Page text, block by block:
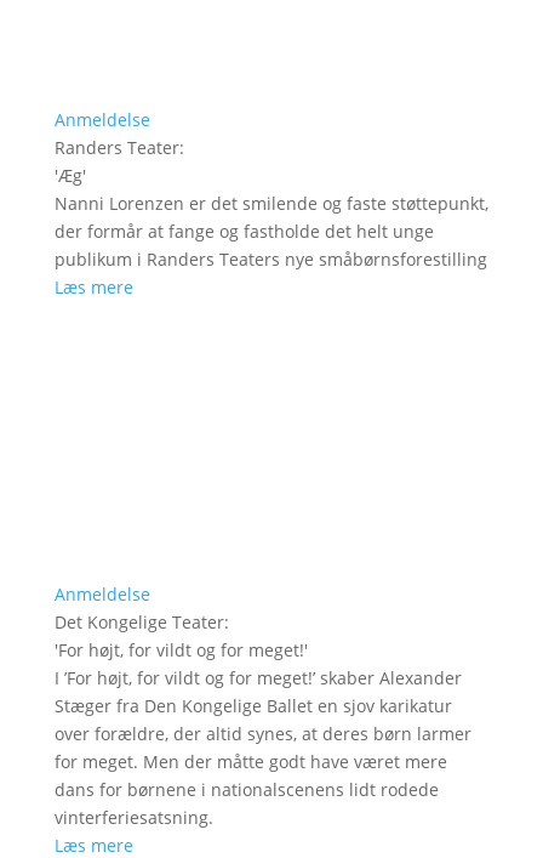
Anmeldelse
Randers Teater:
'Æg'
Nanni Lorenzen er det smilende og faste støttepunkt,
der formår at fange og fastholde det helt unge
publikum i Randers Teaters nye småbørnsforestilling
Læs mere
Anmeldelse
Det Kongelige Teater:
'For højt, for vildt og for meget!'
I ’For højt, for vildt og for meget!’ skaber Alexander
Stæger fra Den Kongelige Ballet en sjov karikatur
over forældre, der altid synes, at deres børn larmer
for meget. Men der måtte godt have været mere
dans for børnene i nationalscenens lidt rodede
vinterferiesatsning.
Læs mere